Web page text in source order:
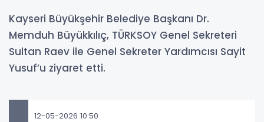
Kayseri Büyükşehir Belediye Başkanı Dr.
Memduh Büyükkılıç, TÜRKSOY Genel Sekreteri
Sultan Raev ile Genel Sekreter Yardımcısı Sayit
Yusuf’u ziyaret etti.
12-05-2026 10:50